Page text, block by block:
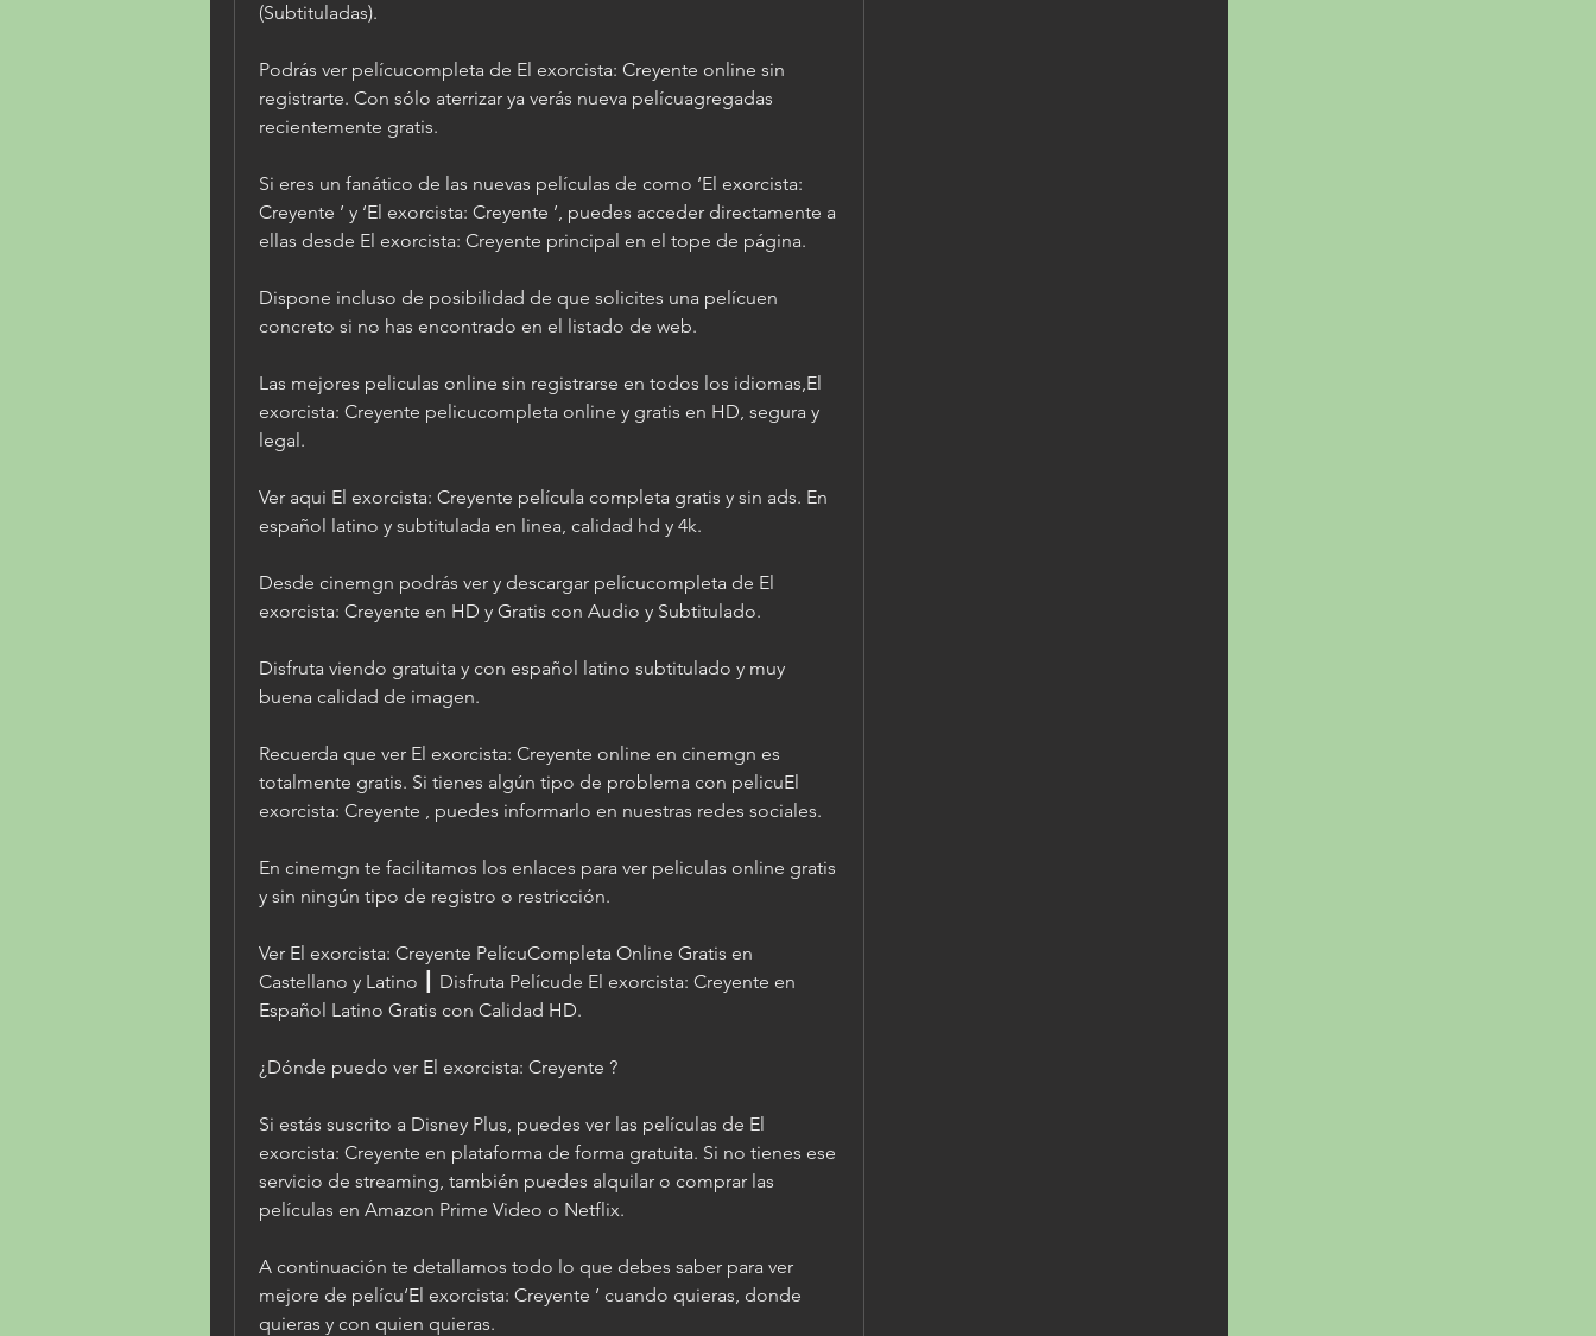
(Subtituladas).
Podrás ver pelícucompleta de El exorcista: Creyente online sin
registrarte. Con sólo aterrizar ya verás nueva pelícuagregadas
recientemente gratis.
Si eres un fanático de las nuevas películas de como ‘El exorcista:
Creyente ’ y ‘El exorcista: Creyente ’, puedes acceder directamente a
ellas desde El exorcista: Creyente principal en el tope de página.
Dispone incluso de posibilidad de que solicites una pelícuen
concreto si no has encontrado en el listado de web.
Las mejores peliculas online sin registrarse en todos los idiomas,El
exorcista: Creyente pelicucompleta online y gratis en HD, segura y
legal.
Ver aqui El exorcista: Creyente película completa gratis y sin ads. En
español latino y subtitulada en linea, calidad hd y 4k.
Desde cinemgn podrás ver y descargar pelícucompleta de El
exorcista: Creyente en HD y Gratis con Audio y Subtitulado.
Disfruta viendo gratuita y con español latino subtitulado y muy
buena calidad de imagen.
Recuerda que ver El exorcista: Creyente online en cinemgn es
totalmente gratis. Si tienes algún tipo de problema con pelicuEl
exorcista: Creyente , puedes informarlo en nuestras redes sociales.
En cinemgn te facilitamos los enlaces para ver peliculas online gratis
y sin ningún tipo de registro o restricción.
Ver El exorcista: Creyente PelícuCompleta Online Gratis en
Castellano y Latino ┃ Disfruta Pelícude El exorcista: Creyente en
Español Latino Gratis con Calidad HD.
¿Dónde puedo ver El exorcista: Creyente ?
Si estás suscrito a Disney Plus, puedes ver las películas de El
exorcista: Creyente en plataforma de forma gratuita. Si no tienes ese
servicio de streaming, también puedes alquilar o comprar las
películas en Amazon Prime Video o Netflix.
A continuación te detallamos todo lo que debes saber para ver
mejore de pelícu‘El exorcista: Creyente ’ cuando quieras, donde
quieras y con quien quieras.